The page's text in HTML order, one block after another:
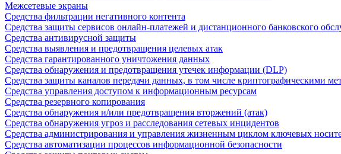
Межсетевые экраны
Средства фильтрации негативного контента
Средства защиты сервисов онлайн-платежей и дистанционного банковского
Средства антивирусной защиты
Средства выявления и предотвращения целевых атак
Средства гарантированного уничтожения данных
Средства обнаружения и предотвращения утечек информации (DLP)
Средства защиты каналов передачи данных, в том числе криптографическими
Средства управления доступом к информационным ресурсам
Средства резервного копирования
Средства обнаружения и/или предотвращения вторжений (атак)
Средства обнаружения угроз и расследования сетевых инцидентов
Средства администрирования и управления жизненным циклом ключевых
Средства автоматизации процессов информационной безопасности